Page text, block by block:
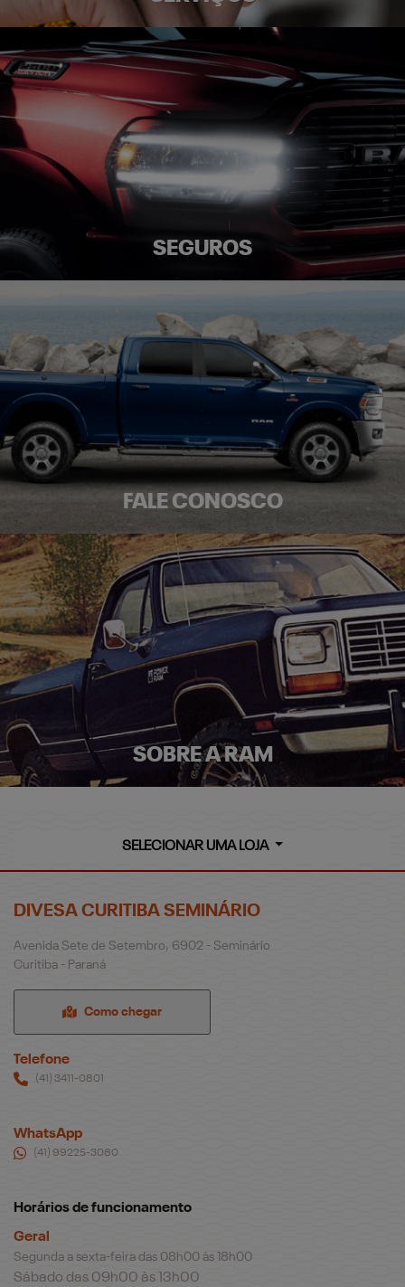
SEGUROS
FALE CONOSCO
SOBRE A RAM
SELECIONAR UMA LOJA
DIVESA CURITIBA SEMINÁRIO
Avenida Sete de Setembro, 6902 - Seminário
Curitiba - Paraná
Como chegar
Telefone
(41) 3411-0801
WhatsApp
(41) 99225-3080
Horários de funcionamento
Geral
Segunda a sexta-feira das 08h00 às 18h00
Sábado das 09h00 às 13h00